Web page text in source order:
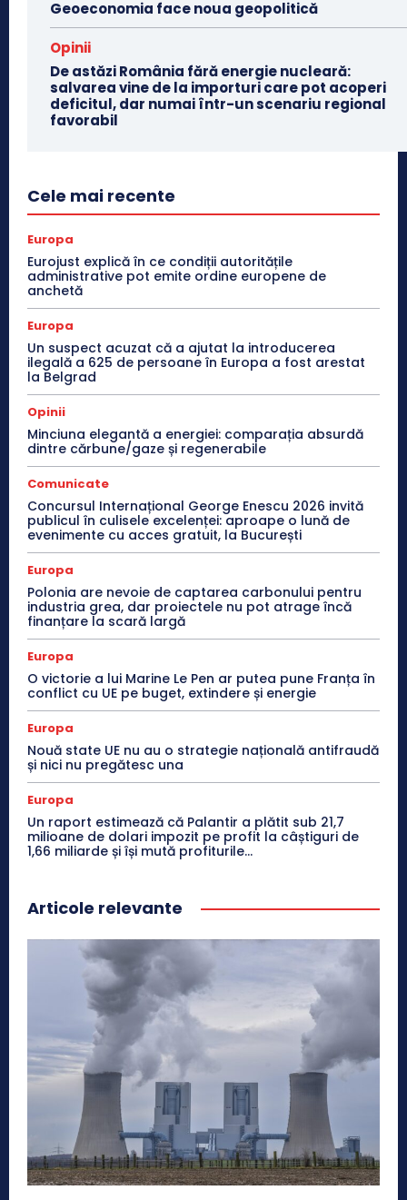
Geoeconomia face noua geopolitică
Opinii
De astăzi România fără energie nucleară:
salvarea vine de la importuri care pot acoperi
deficitul, dar numai într-un scenariu regional
favorabil
Cele mai recente
Europa
Eurojust explică în ce condiții autoritățile
administrative pot emite ordine europene de
anchetă
Europa
Un suspect acuzat că a ajutat la introducerea
ilegală a 625 de persoane în Europa a fost arestat
la Belgrad
Opinii
Minciuna elegantă a energiei: comparația absurdă
dintre cărbune/gaze și regenerabile
Comunicate
Concursul Internațional George Enescu 2026 invită
publicul în culisele excelenței: aproape o lună de
evenimente cu acces gratuit, la București
Europa
Polonia are nevoie de captarea carbonului pentru
industria grea, dar proiectele nu pot atrage încă
finanțare la scară largă
Europa
O victorie a lui Marine Le Pen ar putea pune Franța în
conflict cu UE pe buget, extindere și energie
Europa
Nouă state UE nu au o strategie națională antifraudă
și nici nu pregătesc una
Europa
Un raport estimează că Palantir a plătit sub 21,7
milioane de dolari impozit pe profit la câștiguri de
1,66 miliarde și își mută profiturile...
Articole relevante